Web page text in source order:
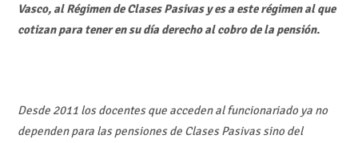
Vasco, al Régimen de Clases Pasivas y es a este régimen al que
cotizan para tener en su día derecho al cobro de la pensión.
Desde 2011 los docentes que acceden al funcionariado ya no
dependen para las pensiones de Clases Pasivas sino del